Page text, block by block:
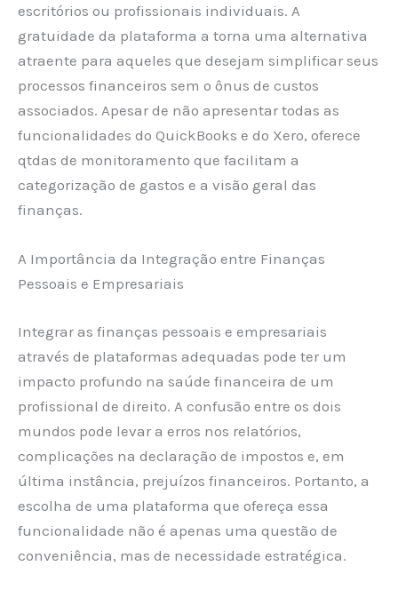
escritórios ou profissionais individuais. A
gratuidade da plataforma a torna uma alternativa
atraente para aqueles que desejam simplificar seus
processos financeiros sem o ônus de custos
associados. Apesar de não apresentar todas as
funcionalidades do QuickBooks e do Xero, oferece
qtdas de monitoramento que facilitam a
categorização de gastos e a visão geral das
finanças.
A Importância da Integração entre Finanças
Pessoais e Empresariais
Integrar as finanças pessoais e empresariais
através de plataformas adequadas pode ter um
impacto profundo na saúde financeira de um
profissional de direito. A confusão entre os dois
mundos pode levar a erros nos relatórios,
complicações na declaração de impostos e, em
última instância, prejuízos financeiros. Portanto, a
escolha de uma plataforma que ofereça essa
funcionalidade não é apenas uma questão de
conveniência, mas de necessidade estratégica.